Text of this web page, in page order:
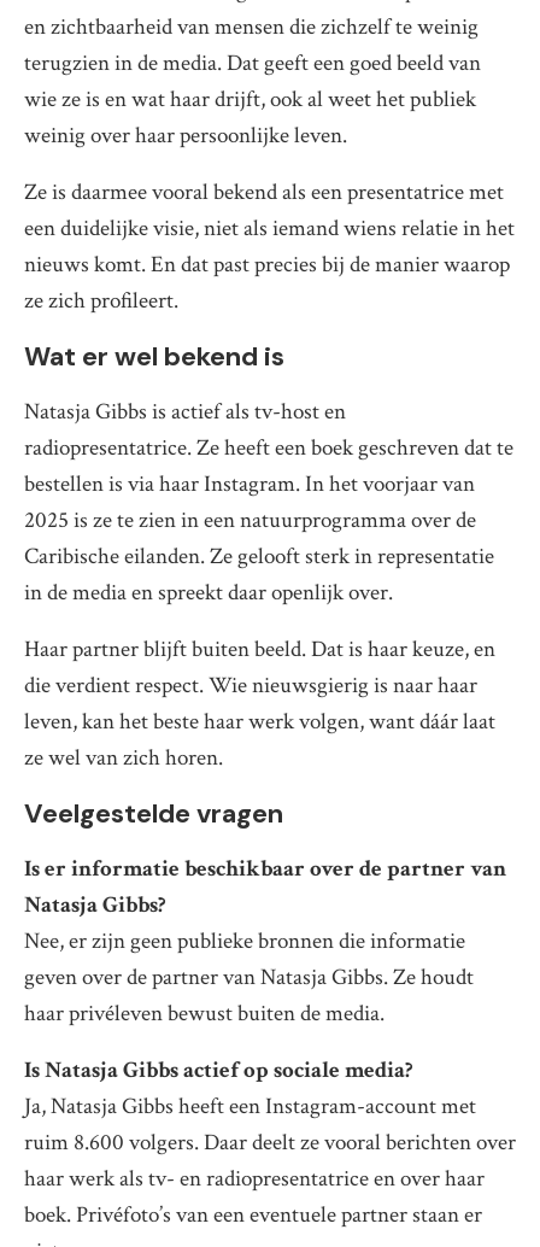
en zichtbaarheid van mensen die zichzelf te weinig
terugzien in de media. Dat geeft een goed beeld van
wie ze is en wat haar drijft, ook al weet het publiek
weinig over haar persoonlijke leven.
Ze is daarmee vooral bekend als een presentatrice met
een duidelijke visie, niet als iemand wiens relatie in het
nieuws komt. En dat past precies bij de manier waarop
ze zich profileert.
Wat er wel bekend is
Natasja Gibbs is actief als tv-host en
radiopresentatrice. Ze heeft een boek geschreven dat te
bestellen is via haar Instagram. In het voorjaar van
2025 is ze te zien in een natuurprogramma over de
Caribische eilanden. Ze gelooft sterk in representatie
in de media en spreekt daar openlijk over.
Haar partner blijft buiten beeld. Dat is haar keuze, en
die verdient respect. Wie nieuwsgierig is naar haar
leven, kan het beste haar werk volgen, want dáár laat
ze wel van zich horen.
Veelgestelde vragen
Is er informatie beschikbaar over de partner van
Natasja Gibbs?
Nee, er zijn geen publieke bronnen die informatie
geven over de partner van Natasja Gibbs. Ze houdt
haar privéleven bewust buiten de media.
Is Natasja Gibbs actief op sociale media?
Ja, Natasja Gibbs heeft een Instagram-account met
ruim 8.600 volgers. Daar deelt ze vooral berichten over
haar werk als tv- en radiopresentatrice en over haar
boek. Privéfoto’s van een eventuele partner staan er